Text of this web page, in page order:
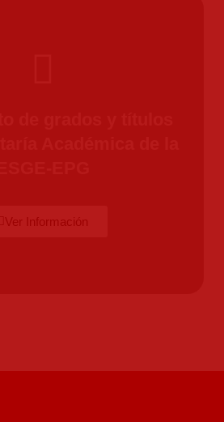
Ver Información